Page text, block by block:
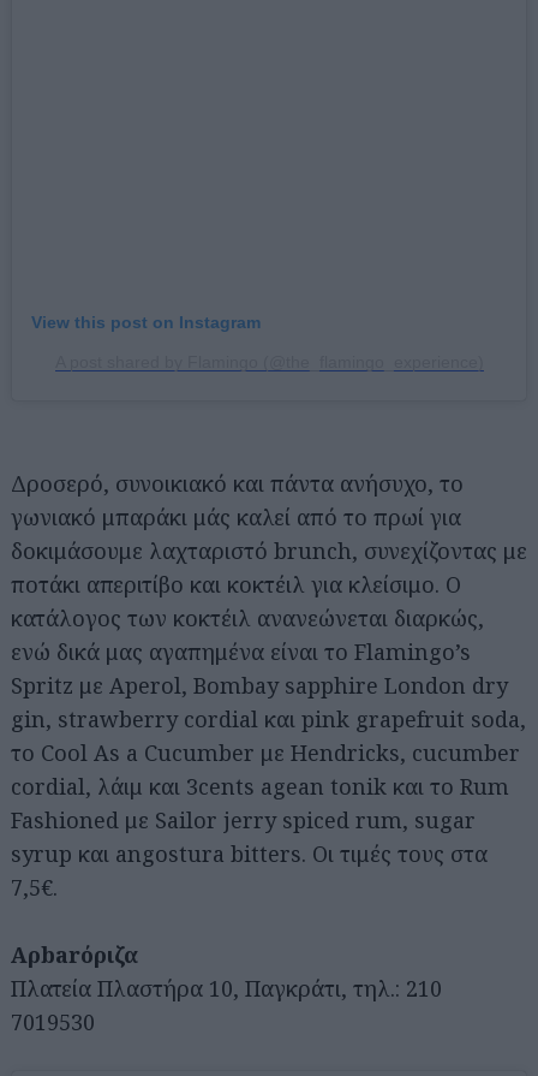
View this post on Instagram
Δροσερό, συνοικιακό και πάντα ανήσυχο, το
γωνιακό μπαράκι μάς καλεί από το πρωί για
δοκιμάσουμε λαχταριστό brunch, συνεχίζοντας με
ποτάκι απεριτίβο και κοκτέιλ για κλείσιμο. Ο
κατάλογος των κοκτέιλ ανανεώνεται διαρκώς,
ενώ δικά μας αγαπημένα είναι το Flamingo’s
Spritz με Aperol, Bombay sapphire London dry
gin, strawberry cordial και pink grapefruit soda,
το Cool As a Cucumber με Hendricks, cucumber
cordial, λάιμ και 3cents agean tonik και το Rum
Fashioned με Sailor jerry spiced rum, sugar
syrup και angostura bitters. Οι τιμές τους στα
7,5€.
Αρbarόριζα
Πλατεία Πλαστήρα 10, Παγκράτι, τηλ.: 210
7019530